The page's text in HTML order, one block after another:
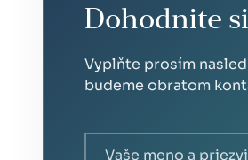
Dohodnite
Vyplňte prosím
budeme obratom